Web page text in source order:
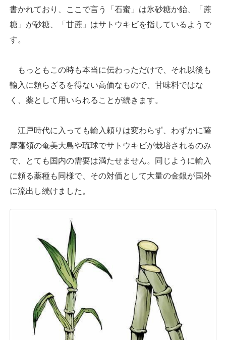
書かれており、ここで言う「石蜜」は氷砂糖か飴、「蔗
糖」が砂糖、「甘蔗」はサトウキビを指しているようで
す。
もっともこの時も本当に伝わっただけで、それ以後も
輸入に頼らざるを得ない高価なもので、甘味料ではな
く、薬として用いられることが続きます。
江戸時代に入っても輸入頼りは変わらず、わずかに薩
摩藩領の奄美大島や琉球でサトウキビが栽培されるのみ
で、とても国内の需要は満たせません。同じように輸入
に頼る薬種も同様で、その対価として大量の金銀が国外
に流出し続けました。